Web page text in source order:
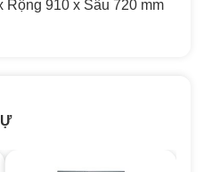
910 x Sâu 720 mm